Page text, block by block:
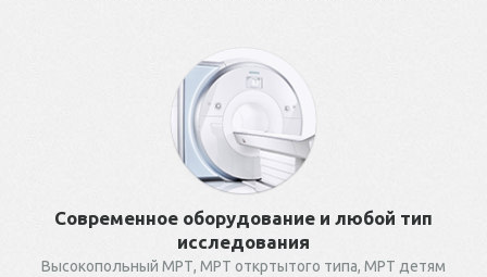
Современное оборудование и любой тип
исследования
Высокопольный МРТ, МРТ откртытого типа, МРТ детям